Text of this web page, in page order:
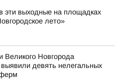
эти выходные на площадках
лето»
Великого Новгорода
выявили девять нелегальных